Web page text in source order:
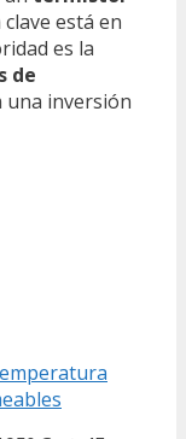
está en
es la
de
una inversión